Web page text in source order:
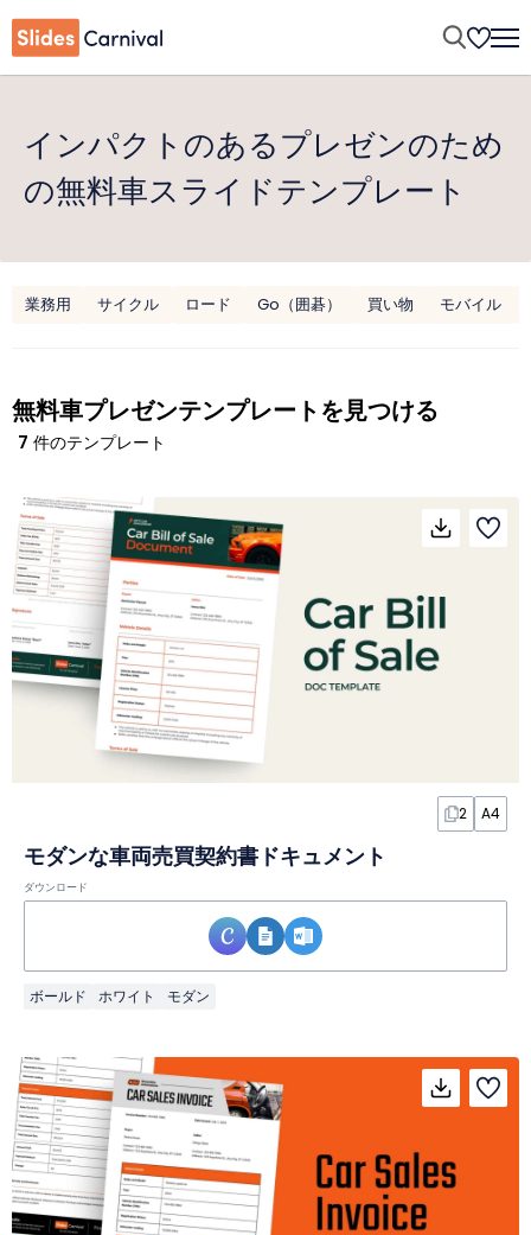
インパクトのあるプレゼンのため
の無料車スライドテンプレート
業務用 サイクル ロード Go（囲碁） 買い物 モバイル
無料車プレゼンテンプレートを見つける
7 件のテンプレート
2 A4
モダンな車両売買契約書ドキュメント
ダウンロード
ボールド ホワイト モダン